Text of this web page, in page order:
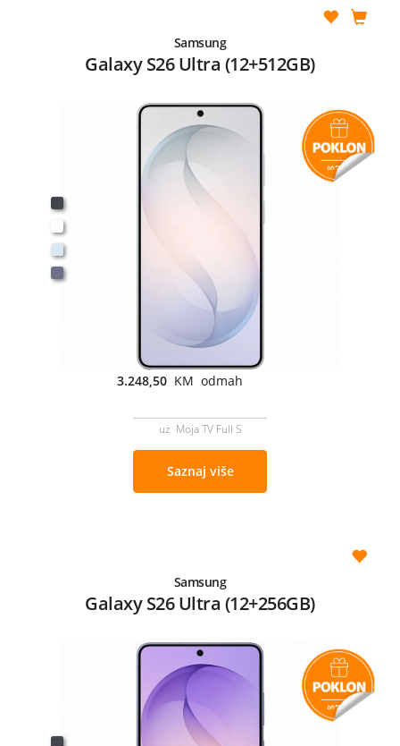
Samsung
Galaxy S26 Ultra (12+512GB)
3.248,50 KM odmah
uz Moja TV Full S
Saznaj više
Samsung
Galaxy S26 Ultra (12+256GB)